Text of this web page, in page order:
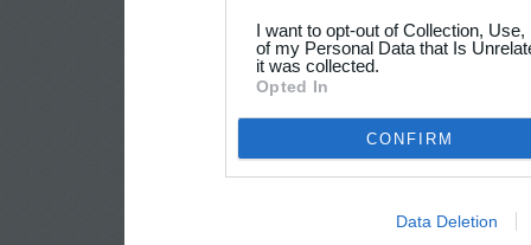
I want to opt-out of Collection,
of my Personal Data that Is
it was collected.
Opted In
CONFIRM
Data Deletion